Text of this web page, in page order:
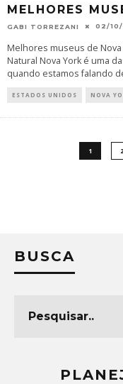
MELHORES
GABI TORREZANI 02/
Melhores museus de Nova
Natural Nova York é uma
quando estamos falando
ESTADOS UNIDOS NOVA
1 2
BUSCA